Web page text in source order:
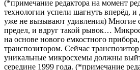
(*примечание редактора на момент
технологии успели шагнуть вперёд,
уже не вызывают удивления) Многие
предел, и вдруг такой рывок…
на основе нового емкостного
транспозитором. Сейчас транспозитор
уникальные микросхемы должны
середине 1999 года. (*примечание